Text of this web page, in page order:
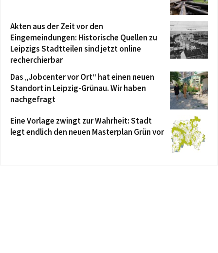
Akten aus der Zeit vor den
Eingemeindungen: Historische Quellen zu
Leipzigs Stadtteilen sind jetzt online
recherchierbar
Das „Jobcenter vor Ort“ hat einen neuen
Standort in Leipzig-Grünau. Wir haben
nachgefragt
Eine Vorlage zwingt zur Wahrheit: Stadt
legt endlich den neuen Masterplan Grün vor